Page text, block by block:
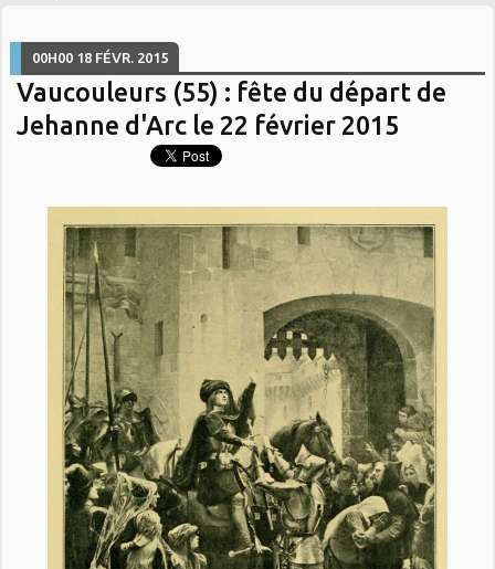
00H00 18 FÉVR. 2015
Vaucouleurs (55) : fête du départ de
Jehanne d'Arc le 22 février 2015